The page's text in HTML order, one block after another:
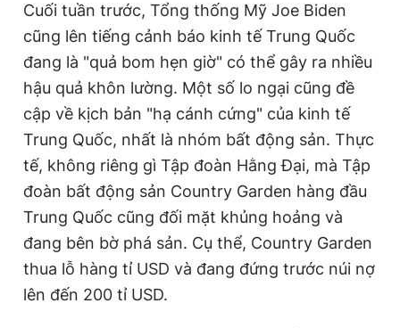
Cuối tuần trước, Tổng thống Mỹ Joe Biden
cũng lên tiếng cảnh báo kinh tế Trung Quốc
đang là "quả bom hẹn giờ" có thể gây ra nhiều
hậu quả khôn lường. Một số lo ngại cũng đề
cập về kịch bản "hạ cánh cứng" của kinh tế
Trung Quốc, nhất là nhóm bất động sản. Thực
tế, không riêng gì Tập đoàn Hằng Đại, mà Tập
đoàn bất động sản Country Garden hàng đầu
Trung Quốc cũng đối mặt khủng hoảng và
đang bên bờ phá sản. Cụ thể, Country Garden
thua lỗ hàng tỉ USD và đang đứng trước núi nợ
lên đến 200 tỉ USD.